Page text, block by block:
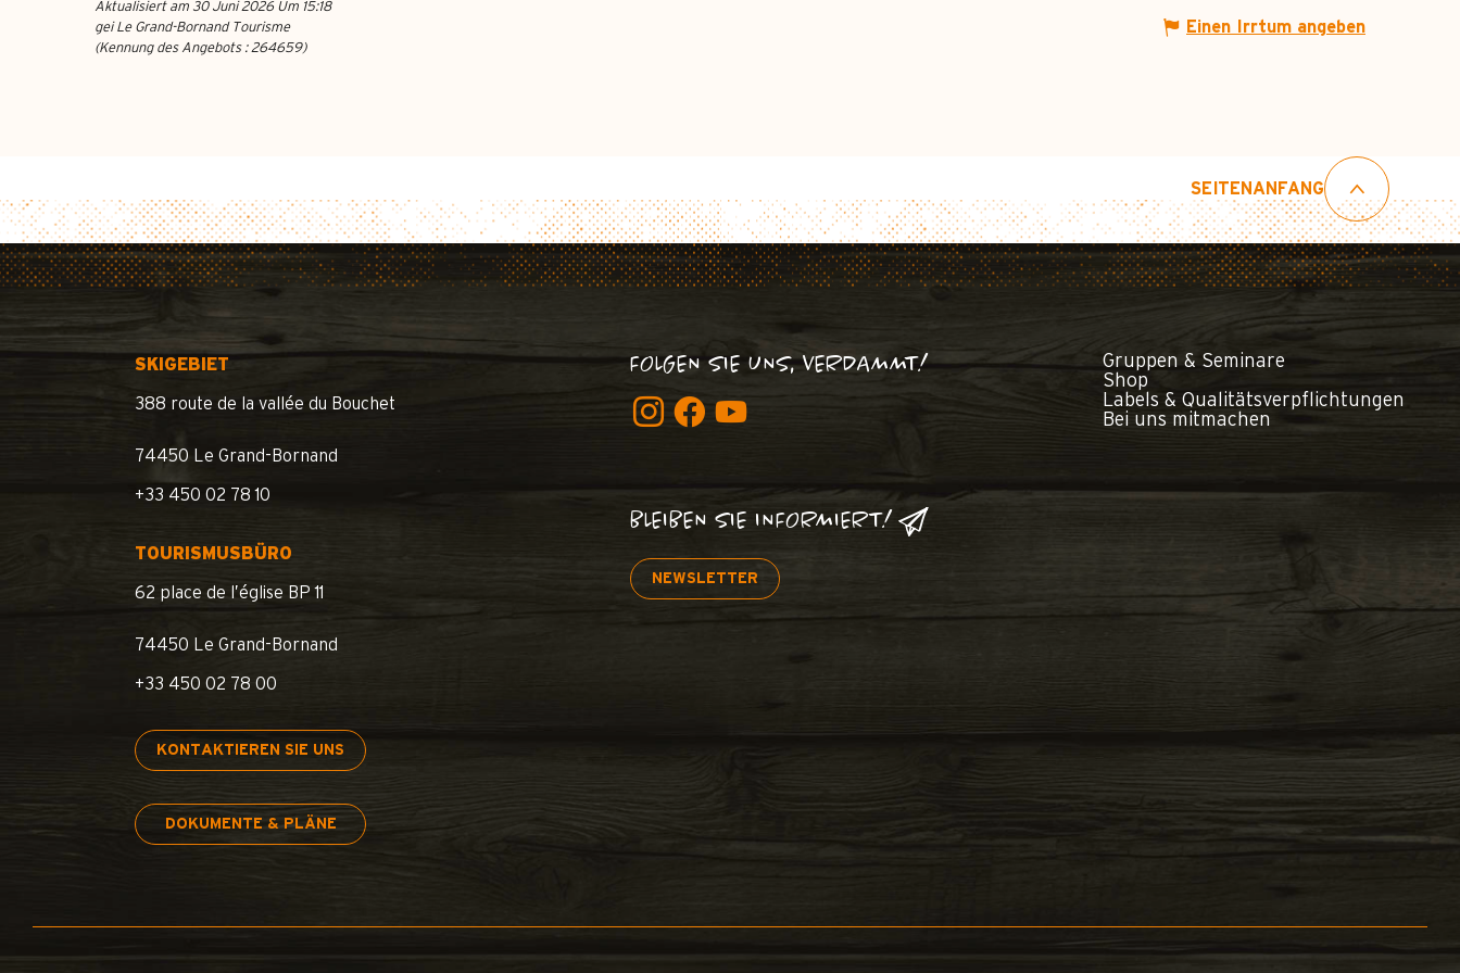
Aktualisiert am 30 Juni 2026 Um 15:18
gei Le Grand-Bornand Tourisme
(Kennung des Angebots :264659)
Einen Irrtum angeben
SEITENANFANG
SKIGEBIET
388 route de la vallée du Bouchet
74450 Le Grand-Bornand
+33 450 02 78 10
TOURISMUSBÜRO
62 place de l’église BP 11
74450 Le Grand-Bornand
+33 450 02 78 00
KONTAKTIEREN SIE UNS
DOKUMENTE & PLÄNE
FOLGEN SIE UNS, VERDAMMT!
BLEIBEN SIE INFORMIERT!
NEWSLETTER
Gruppen & Seminare
Shop
Labels & Qualitätsverpflichtungen
Bei uns mitmachen